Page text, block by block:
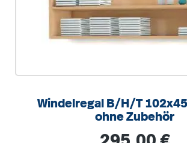
Windelregal B/H/T
ohne Zubehör
Regulärer Preis: